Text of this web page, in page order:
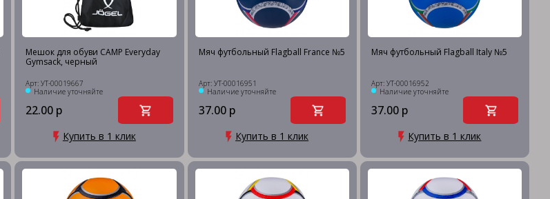
Мешок для обуви CAMP Everyday
Gymsack, черный
Арт: УТ-00019667
Наличие уточняйте
22.00 р
Купить в 1 клик
Мяч футбольный Flagball France №5
Арт: УТ-00016951
Наличие уточняйте
37.00 р
Купить в 1 клик
Мяч футбольный Flagball Italy №5
Арт: УТ-00016952
Наличие уточняйте
37.00 р
Купить в 1 клик